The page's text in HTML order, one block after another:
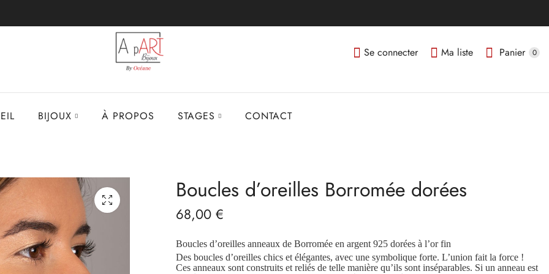
Se connecter Ma liste Panier 0
BIJOUX À PROPOS STAGES CONTACT
Boucles d’oreilles Borromée dorées
68,00 €
Boucles d’oreilles anneaux de Borromée en argent 925 dorées à l’or fin
Des boucles d’oreilles chics et élégantes, avec une symbolique forte. L’union fait la force !
Ces anneaux sont construits et reliés de telle manière qu’ils sont inséparables. Si un anneau est